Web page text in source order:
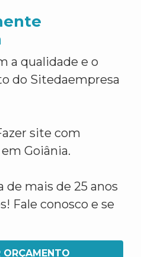
a qualidade e o
do Sitedaempresa
site com
Goiânia.
de mais de 25 anos
Fale conosco e se
ORÇAMENTO